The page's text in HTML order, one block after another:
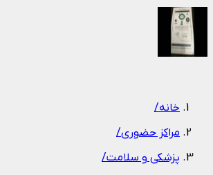
1/1
خانه/
مراکز حضوری/
پزشکی و سلامت/